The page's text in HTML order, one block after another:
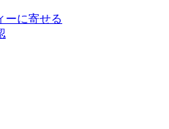
ーに寄せる